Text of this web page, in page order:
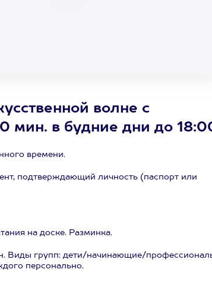
волне с
мин. в будние дни до
времени.
подтверждающий личность (паспорт или
на доске. Разминка.
Виды групп: дети/начинающие/
персонально.